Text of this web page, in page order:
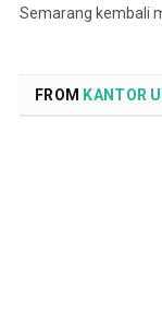
Semarang kembali
FROM KANTOR